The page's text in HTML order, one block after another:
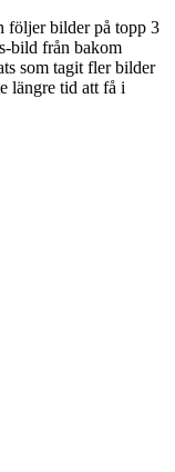
följer bilder på topp 3
bild från bakom
som tagit fler bilder
längre tid att få i